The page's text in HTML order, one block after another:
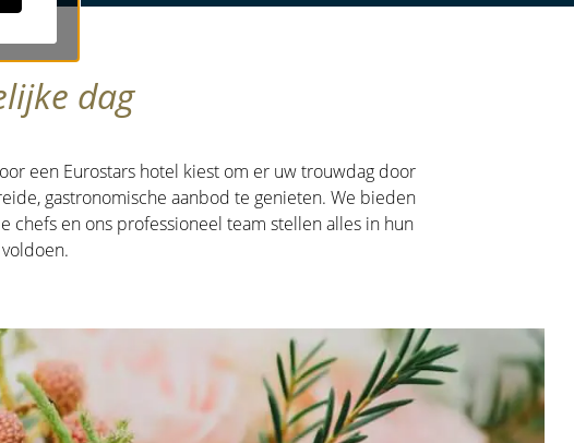
dag
een Eurostars hotel kiest om er uw trouwdag door
gastronomische aanbod te genieten. We bieden
chefs en ons professioneel team stellen alles in hun